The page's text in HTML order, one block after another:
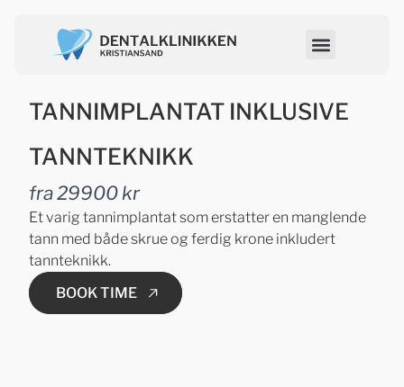
TANNIMPLANTAT INKLUSIVE
TANNTEKNIKK
fra 29900 kr
Et varig tannimplantat som erstatter en manglende
tann med både skrue og ferdig krone inkludert
tannteknikk.
BOOK TIME